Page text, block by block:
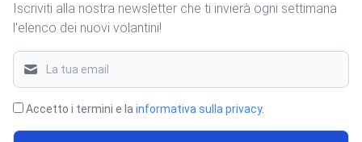
Iscriviti alla nostra newsletter che ti invierà ogni settimana
l'elenco dei nuovi volantini!
Accetto i termini e la informativa sulla privacy.